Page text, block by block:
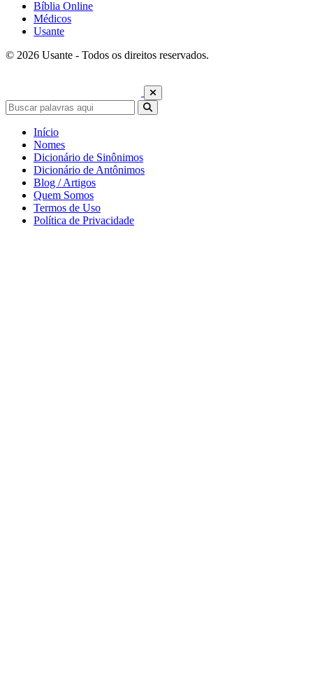
Bíblia Online
Médicos
Usante
© 2026 Usante - Todos os direitos reservados.
Início
Nomes
Dicionário de Sinônimos
Dicionário de Antônimos
Blog / Artigos
Quem Somos
Termos de Uso
Política de Privacidade